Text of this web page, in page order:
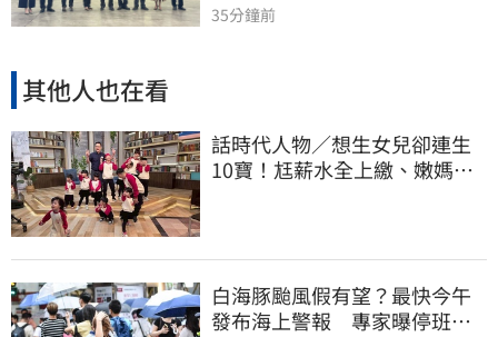
35分鐘前
其他人也在看
話時代人物／想生女兒卻連生
10寶！尪薪水全上繳、嫩媽吐
白海豚颱風假有望？最快今午
發布海上警報 專家曝停班停